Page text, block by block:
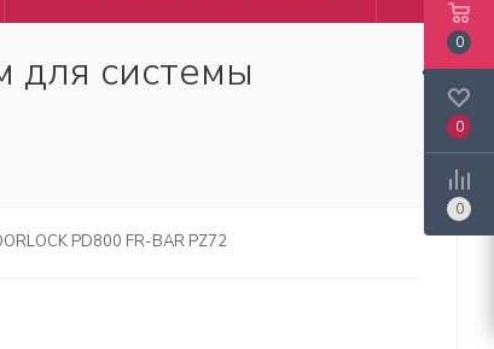
для системы
PD800 FR-BAR PZ72
0
0
0